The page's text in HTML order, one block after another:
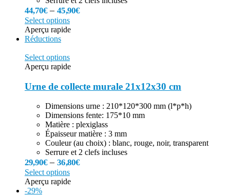
44,70€–45,90€
Select options
Aperçu rapide
Réductions
Select options
Aperçu rapide
Urne de collecte murale 21x12x30 cm
Dimensions urne : 210*120*300 mm (l*p*h)
Dimensions fente: 175*10 mm
Matière : plexiglass
Épaisseur matière : 3 mm
Couleur (au choix) : blanc, rouge, noir, transparent
Serrure et 2 clefs incluses
29,90€–36,80€
Select options
Aperçu rapide
-29%